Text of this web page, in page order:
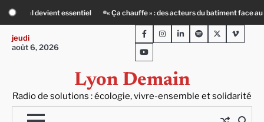
Skip
content
« Ça chauffe » : des acteurs du batiment face au défi climatique
jeudi
août 6, 2026
Lyon Demain
Radio de solutions : écologie, vivre-ensemble et solidarité
FacebookInstagram
LinkedInSpotifyTwitterViméo
Youtube